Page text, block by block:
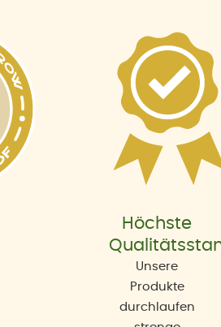
Höchste
Unsere
Produkte
durchlaufen